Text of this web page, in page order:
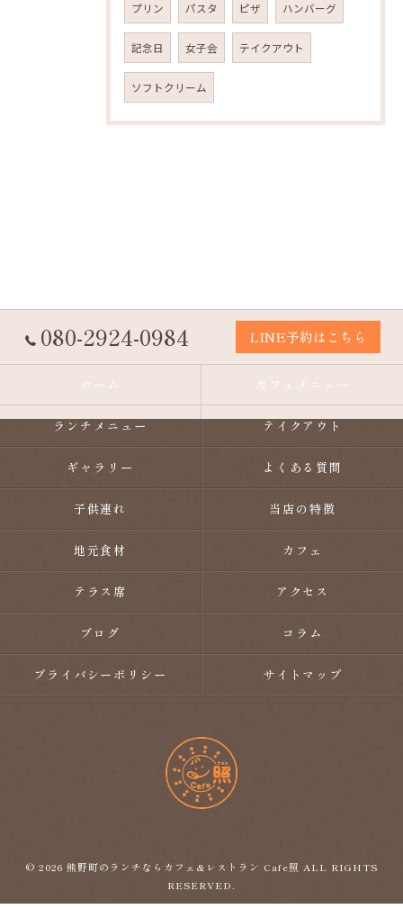
プリン パスタ ピザ ハンバーグ
記念日 女子会 テイクアウト
ソフトクリーム
080-2924-0984 LINE予約はこちら
ホーム カフェメニュー
ランチメニュー テイクアウト
ギャラリー よくある質問
子供連れ 当店の特徴
地元食材 カフェ
テラス席 アクセス
ブログ コラム
プライバシーポリシー サイトマップ
© 2026 熊野町のランチならカフェ&レストラン Cafe照 ALL RIGHTS
RESERVED.